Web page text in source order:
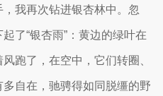
我再次钻进银杏林中。忽
了“银杏雨”：黄边的绿叶在
跑了，在空中，它们转圈、
自在，驰骋得如同脱缰的野